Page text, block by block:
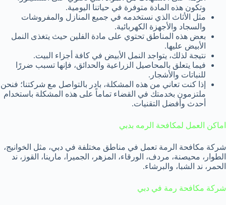
وتكون هذه المادة متوفرة في حياتنا اليومية.
مثل الأثاث الذي نستخدمه في جميع المنازل والمفروشات
والسجاد والأجهزة الكهربائية.
بعض هذه المناطق تحتوي على مادة الفلين حيث يتغذى النمل
الأبيض عليها.
نتيجة لذلك، يتواجد النمل الأبيض في كافة أجزاء البيت.
فيما يتعلق بالمحاصيل الزراعية والحدائق، فإنها تسبب ضررًا
للنباتات والأشجار.
إذا كنت تعاني من هذه المشكلة، بادر بالتواصل مع شركتنا؛ فنحن
ملتزمون بخدمتك في القضاء تماماً على هذه المشكلة باستخدام
أحدث وأفضل التقنيات.
اماكن العمل لمكافحة الرمه بدبي
شركة مكافحة الرمة تعمل في مناطق مختلفة في دبي، مثل الخوانيج،
الطوار، محيصنة، مردف، الورقاء، المزهر، الجميرا، مارينا، القوز، ند
الحمر، ند الشبا، والبرشاء.
شركة مكافحة رمة في دبي